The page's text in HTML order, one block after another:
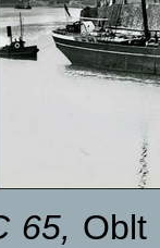
65, Oblt